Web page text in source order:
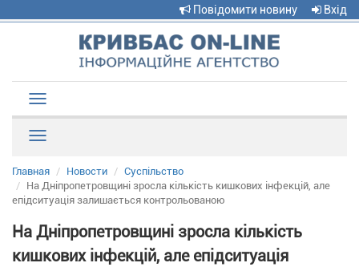
Повідомити новину Вхід
navigation
Главная Новости
Суспільство
На Дніпропетровщині зросла кількість кишкових інфекцій, але
епідситуація залишається контрольованою
На Дніпропетровщині зросла кількість
кишкових інфекцій, але епідситуація